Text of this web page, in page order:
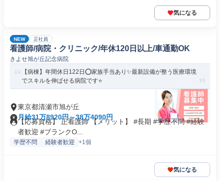
気になる
NEW 正社員
看護師/病院・クリニック/年休120日以上/車通勤OK
きよせ旭が丘記念病院
【病棟】年間休日122日⭕家族手当あり✨最新設備が整う医療環境
でスキルを伸ばせる病院です⭐
東京都清瀬市旭が丘
月給31万8920円～38万4090円
【応募資格】 正看護師 【メリット】 #長期 #学歴不問 #経験
者歓迎 #ブランクO...
学歴不問 経験者歓迎 +1個
気になる